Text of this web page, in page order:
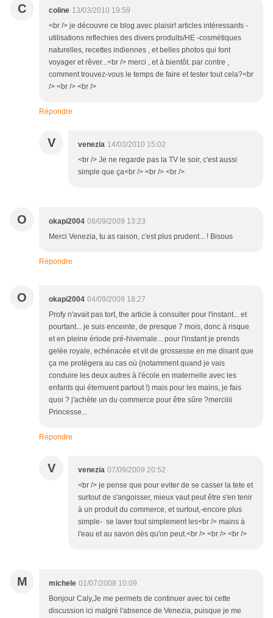
C coline 13/03/2010 19:59
<br /> je découvre ce blog avec plaisir! articles intéressants -
utilisations reflechies des divers produits/HE -cosmétiques
naturelles, recettes indiennes , et belles photos qui font
voyager et rêver...<br /> merci , et à bientôt. par contre ,
comment trouvez-vous le temps de faire et tester tout cela?<br
/> <br /> <br />
Répondre
V venezia 14/03/2010 15:02
<br /> Je ne regarde pas la TV le soir, c'est aussi
simple que ça<br /> <br /> <br />
O okapi2004 08/09/2009 13:23
Merci Venezia, tu as raison, c'est plus prudent... ! Bisous
Répondre
O okapi2004 04/09/2009 18:27
Profy n'avait pas tort, the article à consulter pour l'instant... et
pourtant... je suis enceinte, de presque 7 mois, donc à risque
et en pleine ériode pré-hivernale... pour l'instant je prends
gelée royale, echénacée et vit de grossesse en me disant que
ça me protègera au cas où (notamment quand je vais
conduire les deux autres à l'école en maternelle avec les
enfants qui éternuent partout !) mais pour les mains, je fais
quoi ? j'achète un du commerce pour être sûre ?merciiii
Princesse...
Répondre
V venezia 07/09/2009 20:52
<br /> je pense que pour eviter de se casser la tete et
surtout de s'angoisser, mieux vaut peut être s'en tenir
à un produit du commerce, et surtout,-encore plus
simple- se laver tout simplement les<br /> mains à
l'eau et au savon dès qu'on peut.<br /> <br /> <br />
M michele 01/07/2008 10:09
Bonjour Caly,Je me permets de continuer avec toi cette
discussion ici malgré l'absence de Venezia, puisque je me